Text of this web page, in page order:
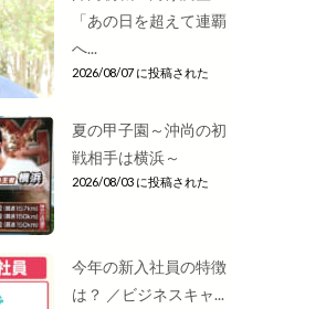
「あの日を超えて連覇
へ...
2026/08/07 に投稿された
夏の甲子園～沖尚の初
戦相手は横浜～
2026/08/03 に投稿された
今年の新入社員の特徴
は？ ／ビジネスキャ...